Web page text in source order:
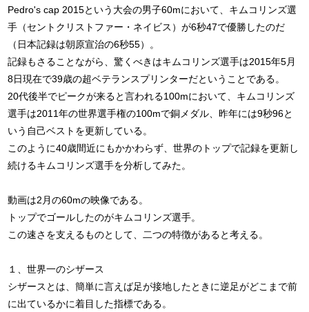
Pedro's cap 2015という大会の男子60mにおいて、キムコリンズ選
手（セントクリストファー・ネイビス）が6秒47で優勝したのだ
（日本記録は朝原宣治の6秒55）。
記録もさることながら、驚くべきはキムコリンズ選手は2015年5月
8日現在で39歳の超ベテランスプリンターだということである。
20代後半でピークが来ると言われる100mにおいて、キムコリンズ
選手は2011年の世界選手権の100mで銅メダル、昨年には9秒96と
いう自己ベストを更新している。
このように40歳間近にもかかわらず、世界のトップで記録を更新し
続けるキムコリンズ選手を分析してみた。
動画は2月の60mの映像である。
トップでゴールしたのがキムコリンズ選手。
この速さを支えるものとして、二つの特徴があると考える。
１、世界一のシザース
シザースとは、簡単に言えば足が接地したときに逆足がどこまで前
に出ているかに着目した指標である。